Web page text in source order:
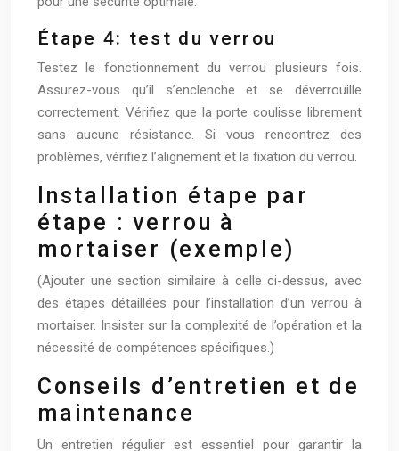
Étape 4: test du verrou
Testez le fonctionnement du verrou plusieurs fois.
Assurez-vous qu’il s’enclenche et se déverrouille
correctement. Vérifiez que la porte coulisse librement
sans aucune résistance. Si vous rencontrez des
problèmes, vérifiez l’alignement et la fixation du verrou.
Installation étape par
étape : verrou à
mortaiser (exemple)
(Ajouter une section similaire à celle ci-dessus, avec
des étapes détaillées pour l’installation d’un verrou à
mortaiser. Insister sur la complexité de l’opération et la
nécessité de compétences spécifiques.)
Conseils d’entretien et de
maintenance
Un entretien régulier est essentiel pour garantir la